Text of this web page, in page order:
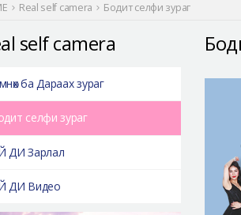
Real self camera Бодит селфи зураг
self camera
ба Дараах зураг
селфи зураг
ДИ Зарлал
ДИ Видео